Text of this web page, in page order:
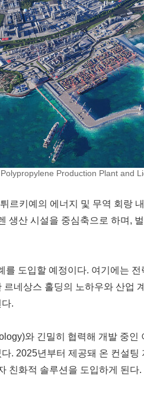
Production Plant and
르키예의 에너지 및 무역 회랑
생산 시설을 중심축으로 하며,
도입할 예정이다. 여기에는
네상스 홀딩의 노하우와 산업
.
와 긴밀히 협력해 개발 중
. 2025년부터 제공돼 온 컨설
친화적 솔루션을 도입하게 된다.